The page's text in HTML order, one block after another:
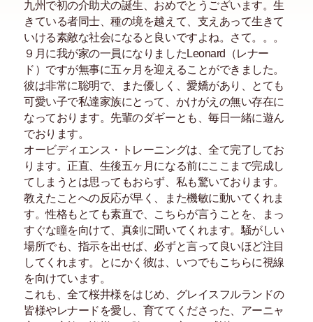
九州で初の介助犬の誕生、おめでとうございます。生
きている者同士、種の境を越えて、支えあって生きて
いける素敵な社会になると良いですよね。さて。。。
９月に我が家の一員になりましたLeonard（レナー
ド）ですが無事に五ヶ月を迎えることができました。
彼は非常に聡明で、また優しく、愛嬌があり、とても
可愛い子で私達家族にとって、かけがえの無い存在に
なっております。先輩のダギーとも、毎日一緒に遊ん
でおります。
オービディエンス・トレーニングは、全て完了してお
ります。正直、生後五ヶ月になる前にここまで完成し
てしまうとは思ってもおらず、私も驚いております。
教えたことへの反応が早く、また機敏に動いてくれま
す。性格もとても素直で、こちらが言うことを、まっ
すぐな瞳を向けて、真剣に聞いてくれます。騒がしい
場所でも、指示を出せば、必ずと言って良いほど注目
してくれます。とにかく彼は、いつでもこちらに視線
を向けています。
これも、全て桜井様をはじめ、グレイスフルランドの
皆様やレナードを愛し、育ててくださった、アーニャ